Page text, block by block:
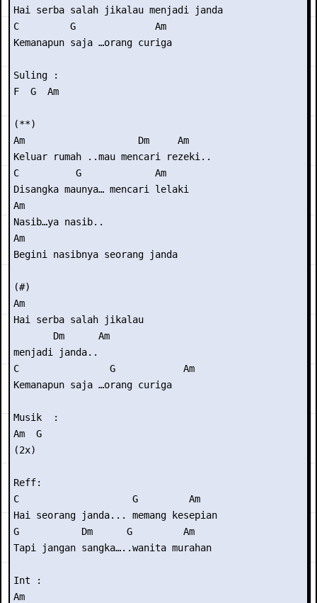
Hai serba salah jikalau menjadi janda
C         G              Am
Kemanapun saja …orang curiga
Suling :
F  G  Am
(**)
Am                    Dm     Am
Keluar rumah ..mau mencari rezeki..
C          G             Am
Disangka maunya… mencari lelaki
Am
Nasib…ya nasib..
Am
Begini nasibnya seorang janda
(#)
Am
Hai serba salah jikalau
       Dm      Am
menjadi janda..
C                G            Am
Kemanapun saja …orang curiga
Musik  :
Am  G
(2x)
Reff:
C                    G         Am
Hai seorang janda... memang kesepian
G           Dm      G         Am
Tapi jangan sangka…..wanita murahan
Int :
Am